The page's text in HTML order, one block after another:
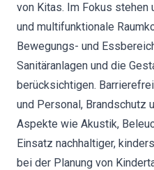
von Kitas. Im Fokus stehen
und multifunktionale
Bewegungs- und
Sanitäranlagen und die
berücksichtigen.
und Personal, Brandschutz
Aspekte wie Akustik,
Einsatz nachhaltiger,
bei der Planung von